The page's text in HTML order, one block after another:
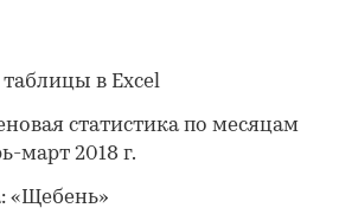
в Excel
статистика по месяцам
март 2018 г.
«Щебень»